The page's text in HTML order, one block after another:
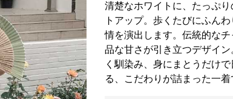
清楚なホワイトに、たっぷ
トアップ。歩くたびにふん
情を演出します。伝統的な
品な甘さが引き立つデザイ
く馴染み、身にまとうだけ
る、こだわりが詰まった一着